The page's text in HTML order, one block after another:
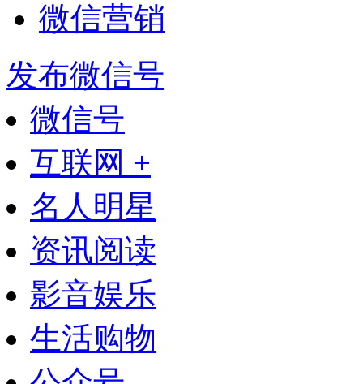
微信营销
发布微信号
微信号
互联网 +
名人明星
资讯阅读
影音娱乐
生活购物